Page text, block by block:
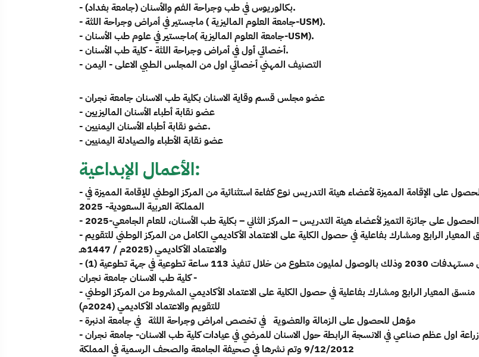
- بكالوريوس في طب وجراحة الفم والأسنان (جامعة بغداد).
- ماجستير في أمراض وجراحة اللثة ( جامعة العلوم الماليزية-USM).
- ماجستير في علوم طب الأسنان( جامعة العلوم الماليزية-USM).
- أخصائي أول في أمراض وجراحة اللثة - كلية طب الأسنان.
- التصنيف المهني أخصائي اول من المجلس الطبي الاعلى - اليمن
- عضو مجلس قسم وقاية الاسنان بكلية طب الاسنان جامعة نجران
- عضو نقابة أطباء الأسنان الماليزيين
- عضو نقابة أطباء الأسنان اليمنيين.
- عضو نقابة الأطباء والصيادلة اليمنيين
الأعمال الإبداعية:
- الحصول على الإقامة المميزة لأعضاء هيئة التدريس نوع كفاءة استثنائية من المركز الوطني للإقامة المميزة في
المملكة العربية السعودية- 2025
- الحصول على جائزة التميز لأعضاء هيئة التدريس – المركز الثاني – بكلية طب الأسنان، للعام الجامعي-2025
- منسق المعيار الرابع ومشارك بفاعلية في حصول الكلية على الاعتماد الأكاديمي الكامل من المركز الوطني للتقويم
والاعتماد الأكاديمي (2025م / 1447هـ
- تحقيق مستهدفات 2030 وذلك بالوصول لمليون متطوع من خلال تنفيذ 113 ساعة تطوعية في جهة تطوعية (1)
- كلية طب الاسنان جامعة نجران
- منسق المعيار الرابع ومشارك بفاعلية في حصول الكلية على الاعتماد الأكاديمي المشروط من المركز الوطني
للتقويم والاعتماد الأكاديمي (2024م)
- زراعة اول عظم صناعي في الانسجة الرابطة حول الاسنان للمرضي في عيادات كلية طب الاسنان- جامعة نجران
9/12/2012 وتم نشرها في صحيفة الجامعة والصحف الرسمية في المملكة